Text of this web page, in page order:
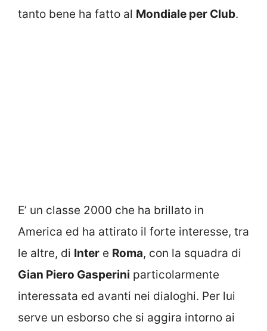
tanto bene ha fatto al Mondiale per Club.
E’ un classe 2000 che ha brillato in
America ed ha attirato il forte interesse, tra
le altre, di Inter e Roma, con la squadra di
Gian Piero Gasperini particolarmente
interessata ed avanti nei dialoghi. Per lui
serve un esborso che si aggira intorno ai